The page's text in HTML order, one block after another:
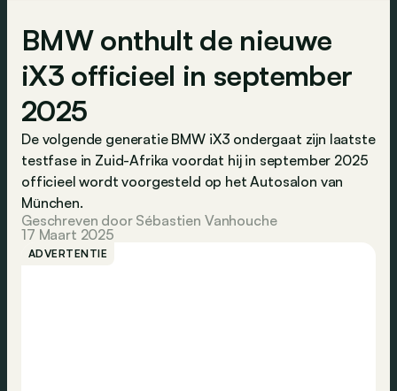
BMW onthult de nieuwe
iX3 officieel in september
2025
De volgende generatie BMW iX3 ondergaat zijn laatste
testfase in Zuid-Afrika voordat hij in september 2025
officieel wordt voorgesteld op het Autosalon van
München.
Geschreven door Sébastien Vanhouche
17 Maart 2025
ADVERTENTIE